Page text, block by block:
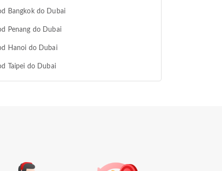
Bangkok do Dubai
Penang do Dubai
Hanoi do Dubai
Taipei do Dubai